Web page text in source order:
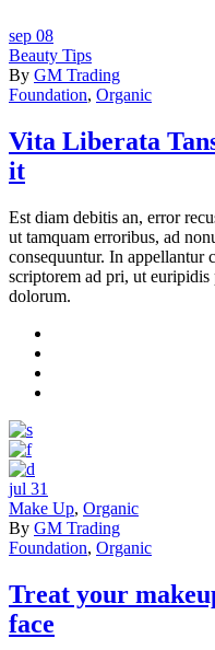
sep 08
Beauty Tips
By GM Trading
Foundation, Organic
Vita Liberata
it
Est diam debitis an, error
ut tamquam erroribus, ad
consequuntur. In appellantur
scriptorem ad pri, ut
dolorum.
jul 31
Make Up, Organic
By GM Trading
Foundation, Organic
Treat your
face